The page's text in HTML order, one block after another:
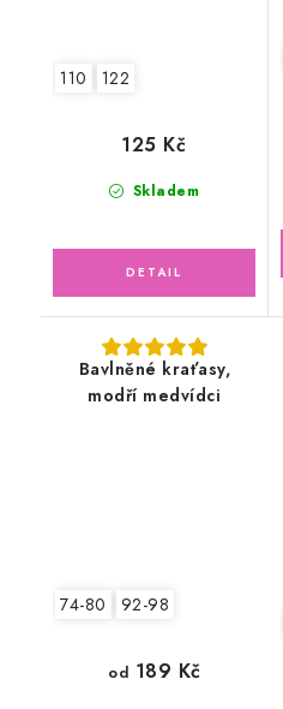
110 122
Skladem
125 Kč
Bavlněné kraťasy,
modří medvídci
74-80 92-98
od 189 Kč